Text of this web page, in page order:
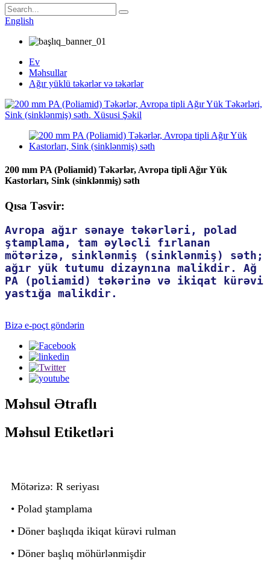
English
Ev
Məhsullar
Ağır yüklü təkərlər və təkərlər
200 mm PA (Poliamid) Təkərlər, Avropa tipli Ağır Yük
Kastorları, Sink (sinklənmiş) səth
Qısa Təsvir:
Avropa ağır sənaye təkərləri, polad
ştamplama, tam əyləcli fırlanan
mötərizə, sinklənmiş (sinklənmiş) səth;
ağır yük tutumu dizaynına malikdir. Ağ
PA (poliamid) təkərinə və ikiqat kürəvi
yastığa malikdir.
Bizə e-poçt göndərin
Məhsul Ətraflı
Məhsul Etiketləri
Mötərizə: R seriyası
• Polad ştamplama
• Döner başlıqda ikiqat kürəvi rulman
• Döner başlıq möhürlənmişdir